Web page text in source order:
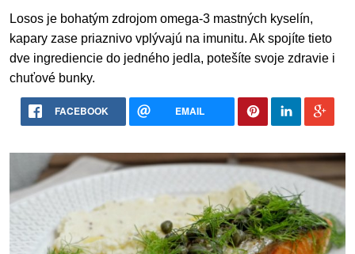
Losos je bohatým zdrojom omega-3 mastných kyselín,
kapary zase priaznivo vplývajú na imunitu. Ak spojíte tieto
dve ingrediencie do jedného jedla, potešíte svoje zdravie i
chuťové bunky.
FACEBOOK EMAIL